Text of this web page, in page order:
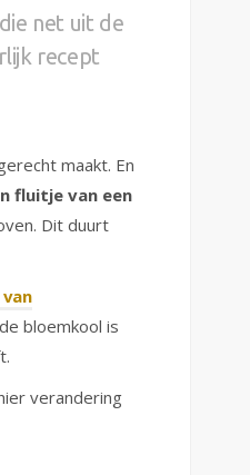
net uit de
recept
maakt. En
fluitje van een
Dit duurt
bloemkool is
verandering